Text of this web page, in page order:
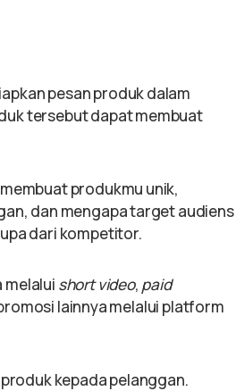
pesan produk dalam
tersebut dapat membuat
produkmu unik,
dan mengapa target audiens
dari kompetitor.
melalui short video, paid
lainnya melalui platform
kepada pelanggan.